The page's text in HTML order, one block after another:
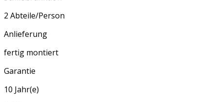
2 Abteile/Person
Anlieferung
fertig montiert
Garantie
10 Jahr(e)